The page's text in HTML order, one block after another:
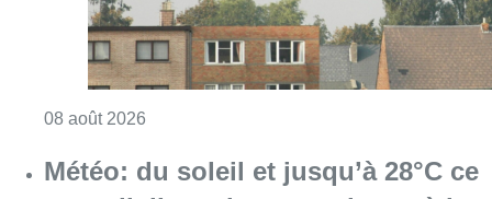
08 août 2026
Météo: du soleil et jusqu’à 28°C ce